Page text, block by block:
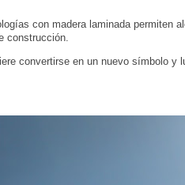
con madera laminada permiten
construcción.
convertirse en un nuevo símbolo y